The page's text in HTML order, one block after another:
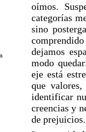
oímos.
categorías
sino
dejamos
modo
eje está
que
identificar
creencias y
de prejuicios.